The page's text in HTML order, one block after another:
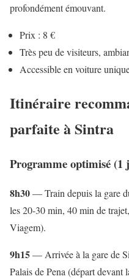
profondément émouvant.
Prix : 8 €
Très peu de visiteurs,
Accessible en voiture
Itinéraire
parfaite à Sintra
Programme optimisé (1
8h30— Train depuis la gare
les 20-30 min, 40 min de
Viagem).
9h15— Arrivée à la gare de
Palais de Pena (départ